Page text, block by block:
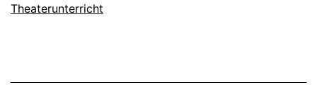
Theaterunterricht